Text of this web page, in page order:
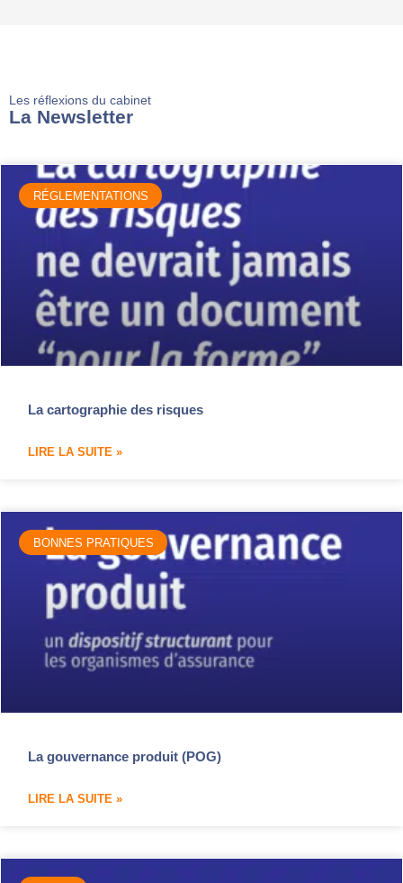
Les réflexions du cabinet
La Newsletter
RÉGLEMENTATIONS
La cartographie des risques
LIRE LA SUITE »
BONNES PRATIQUES
La gouvernance produit (POG)
LIRE LA SUITE »